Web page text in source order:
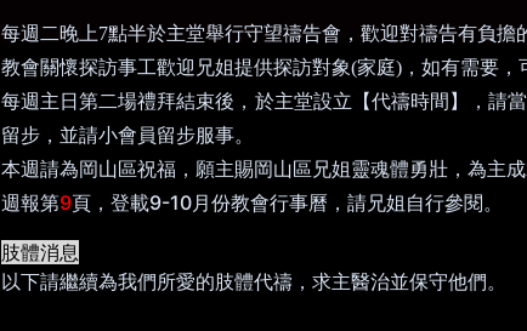
每週二晚上7點半於主堂舉行守望禱告會，歡迎對禱告有負擔
教會關懷探訪事工歡迎兄姐提供探訪對象(家庭)，如有需要，
每週主日第二場禮拜結束後，於主堂設立【代禱時間】，請
留步，並請小會員留步服事。
本週請為岡山區祝福，願主賜岡山區 兄姐靈魂體勇壯，為主
週報第9頁，登載9-10月份教會行事曆，請兄姐自行參閱。
肢體消息
以下請繼續為我們所愛的肢體代禱，求主醫治並保守他們。